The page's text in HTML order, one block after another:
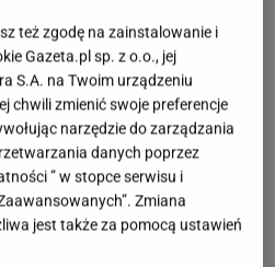
też zgodę na zainstalowanie i
Gazeta.pl sp. z o.o., jej
S.A. na Twoim urządzeniu
chwili zmienić swoje preferencje
narzędzie do zarządzania
danych poprzez
” w stopce serwisu i
Zmiana
jest także za pomocą ustawień